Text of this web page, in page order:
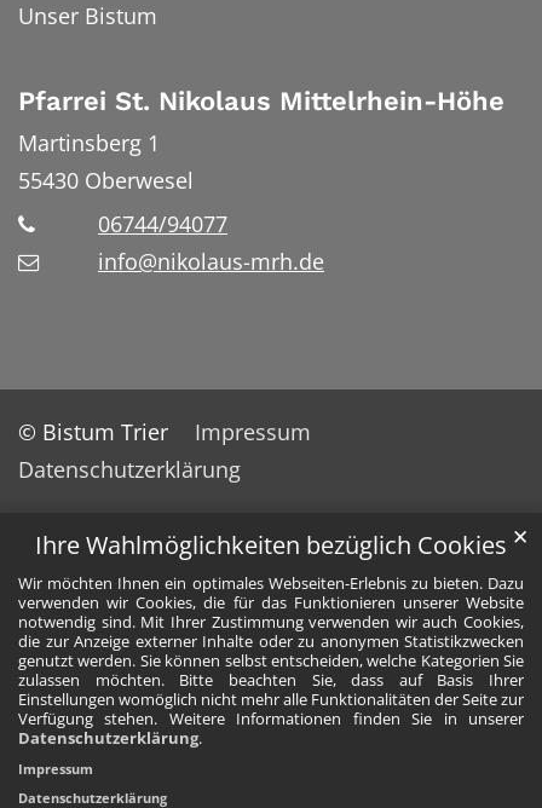
Ihre Wahlmöglichkeiten bezüglich Cookies
Wir möchten Ihnen ein optimales Webseiten-Erlebnis zu bieten. Dazu
verwenden wir Cookies, die für das Funktionieren unserer Website
notwendig sind. Mit Ihrer Zustimmung verwenden wir auch Cookies,
die zur Anzeige externer Inhalte oder zu anonymen Statistikzwecken
genutzt werden. Sie können selbst entscheiden, welche Kategorien Sie
zulassen möchten. Bitte beachten Sie, dass auf Basis Ihrer
Einstellungen womöglich nicht mehr alle Funktionalitäten der Seite zur
Verfügung stehen. Weitere Informationen finden Sie in unserer
Datenschutzerklärung.
✕
Impressum
Datenschutzerklärung
Unser Bistum
Pfarrei St. Nikolaus Mittelrhein-Höhe
Martinsberg 1
55430 Oberwesel
06744/94077
info@nikolaus-mrh.de
© Bistum Trier
Impressum
Datenschutzerklärung